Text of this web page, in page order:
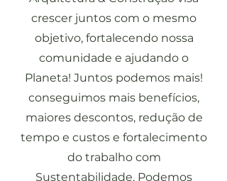
crescer juntos com o mesmo
objetivo, fortalecendo nossa
comunidade e ajudando o
Planeta! Juntos podemos mais!
conseguimos mais benefícios,
maiores descontos, redução de
tempo e custos e fortalecimento
do trabalho com
Sustentabilidade. Podemos